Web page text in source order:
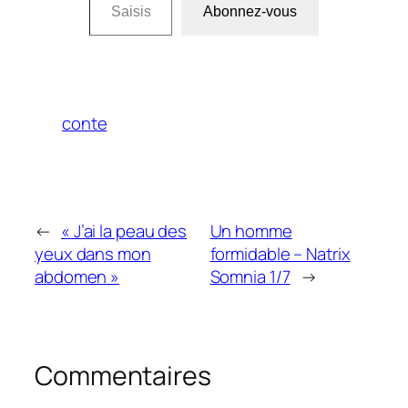
Abonnez-vous
conte
← « J’ai la peau des
yeux dans mon
abdomen »
Un homme
formidable – Natrix
Somnia 1/7 →
Commentaires